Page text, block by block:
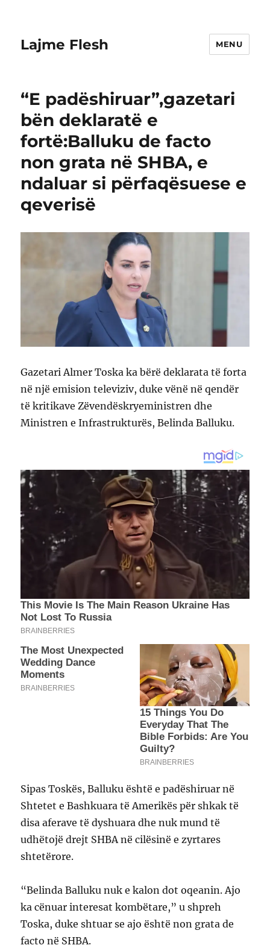
Lajme Flesh MENU
“E padëshiruar”,gazetari
bën deklaratë e
fortë:Balluku de facto
non grata në SHBA, e
ndaluar si përfaqësuese e
qeverisë
Gazetari Almer Toska ka bërë deklarata të forta
në një emision televiziv, duke vënë në qendër
të kritikave Zëvendëskryeministren dhe
Ministren e Infrastrukturës, Belinda Balluku.
Sipas Toskës, Balluku është e padëshiruar në
Shtetet e Bashkuara të Amerikës për shkak të
disa aferave të dyshuara dhe nuk mund të
udhëtojë drejt SHBA në cilësinë e zyrtares
shtetërore.
“Belinda Balluku nuk e kalon dot oqeanin. Ajo
ka cënuar interesat kombëtare,” u shpreh
Toska, duke shtuar se ajo është non grata de
facto në SHBA.